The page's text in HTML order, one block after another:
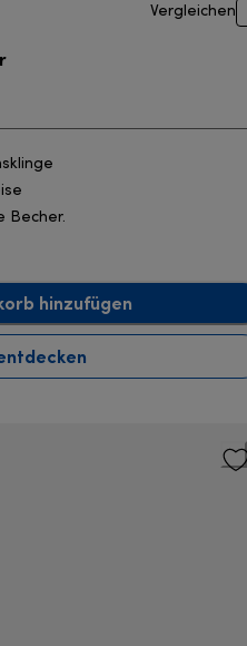
Vergleichen
Becher.
hinzufügen